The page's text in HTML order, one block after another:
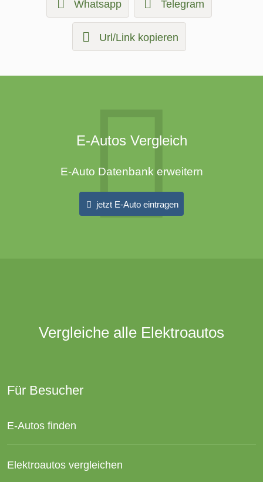
Whatsapp Telegram
Url/Link kopieren
E-Autos Vergleich
E-Auto Datenbank erweitern
jetzt E-Auto eintragen
Vergleiche alle Elektroautos
Für Besucher
E-Autos finden
Elektroautos vergleichen